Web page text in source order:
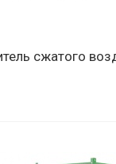
сжатого